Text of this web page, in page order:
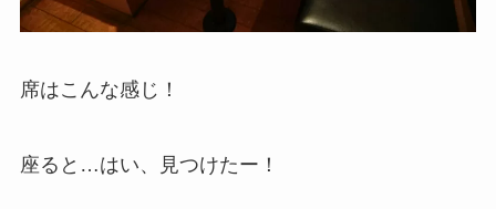
席はこんな感じ！
座ると…はい、見つけたー！